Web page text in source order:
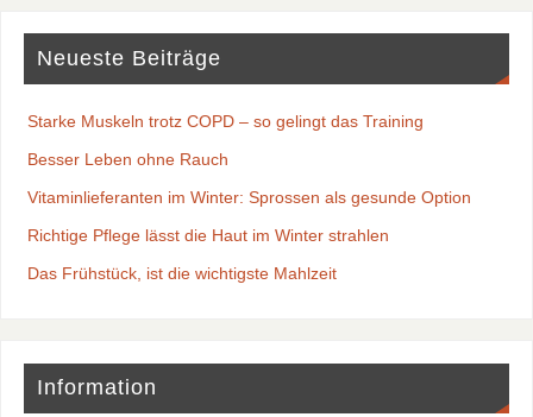
Neueste Beiträge
Starke Muskeln trotz COPD – so gelingt das Training
Besser Leben ohne Rauch
Vitaminlieferanten im Winter: Sprossen als gesunde Option
Richtige Pflege lässt die Haut im Winter strahlen
Das Frühstück, ist die wichtigste Mahlzeit
Information